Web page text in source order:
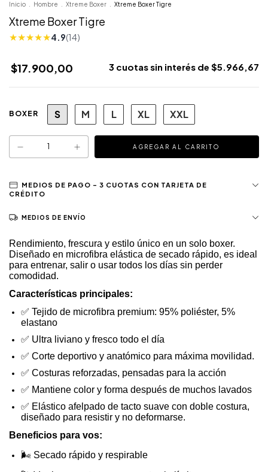
Inicio Hombre Xtreme Boxer Xtreme Boxer Tigre
Xtreme Boxer Tigre
★★★★★4.9(14)
$17.900,00 3 cuotas sin interés de $5.966,67
BOXER S M L XL XXL
MEDIOS DE ENVÍO
Rendimiento, frescura y estilo único en un solo boxer.
Diseñado en microfibra elástica de secado rápido, es ideal
para entrenar, salir o usar todos los días sin perder
comodidad.
Características principales:
✅ Tejido de microfibra premium: 95% poliéster, 5%
elastano
✅ Ultra liviano y fresco todo el día
✅ Corte deportivo y anatómico para máxima movilidad.
✅ Costuras reforzadas, pensadas para la acción
✅ Mantiene color y forma después de muchos lavados
✅ Elástico afelpado de tacto suave con doble costura,
diseñado para resistir y no deformarse.
Beneficios para vos:
🌬 ️ Secado rápido y respirable